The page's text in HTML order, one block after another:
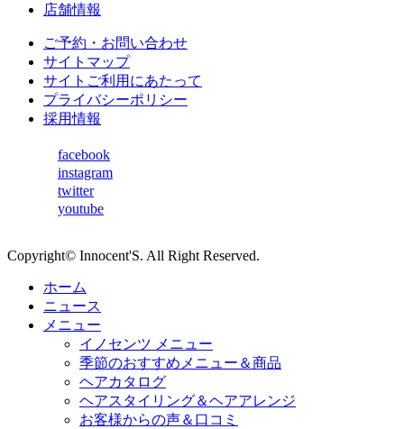
店舗情報
ご予約・お問い合わせ
サイトマップ
サイトご利用にあたって
プライバシーポリシー
採用情報
facebook
instagram
twitter
youtube
Copyright© Innocent'S. All Right Reserved.
ホーム
ニュース
メニュー
イノセンツ メニュー
季節のおすすめメニュー＆商品
ヘアカタログ
ヘアスタイリング＆ヘアアレンジ
お客様からの声＆口コミ